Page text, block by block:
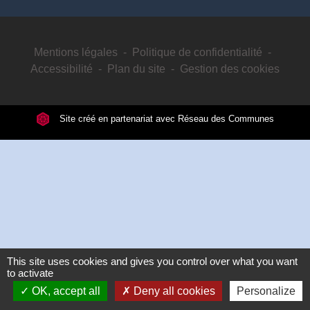
Mentions légales - Politique de confidentialité -
Accessibilité - Plan du site - Gestion des cookies
Site créé en partenariat avec Réseau des Communes
This site uses cookies and gives you control over what you want
to activate
OK, accept all
Deny all cookies Personalize